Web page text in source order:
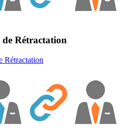
Rétractation
Rétractation